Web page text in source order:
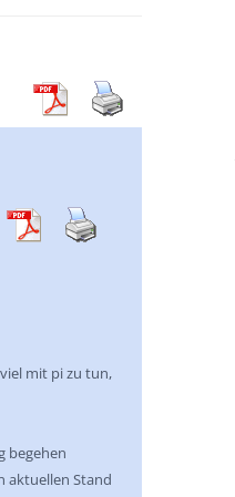
mit pi zu tun,
begehen
aktuellen Stand